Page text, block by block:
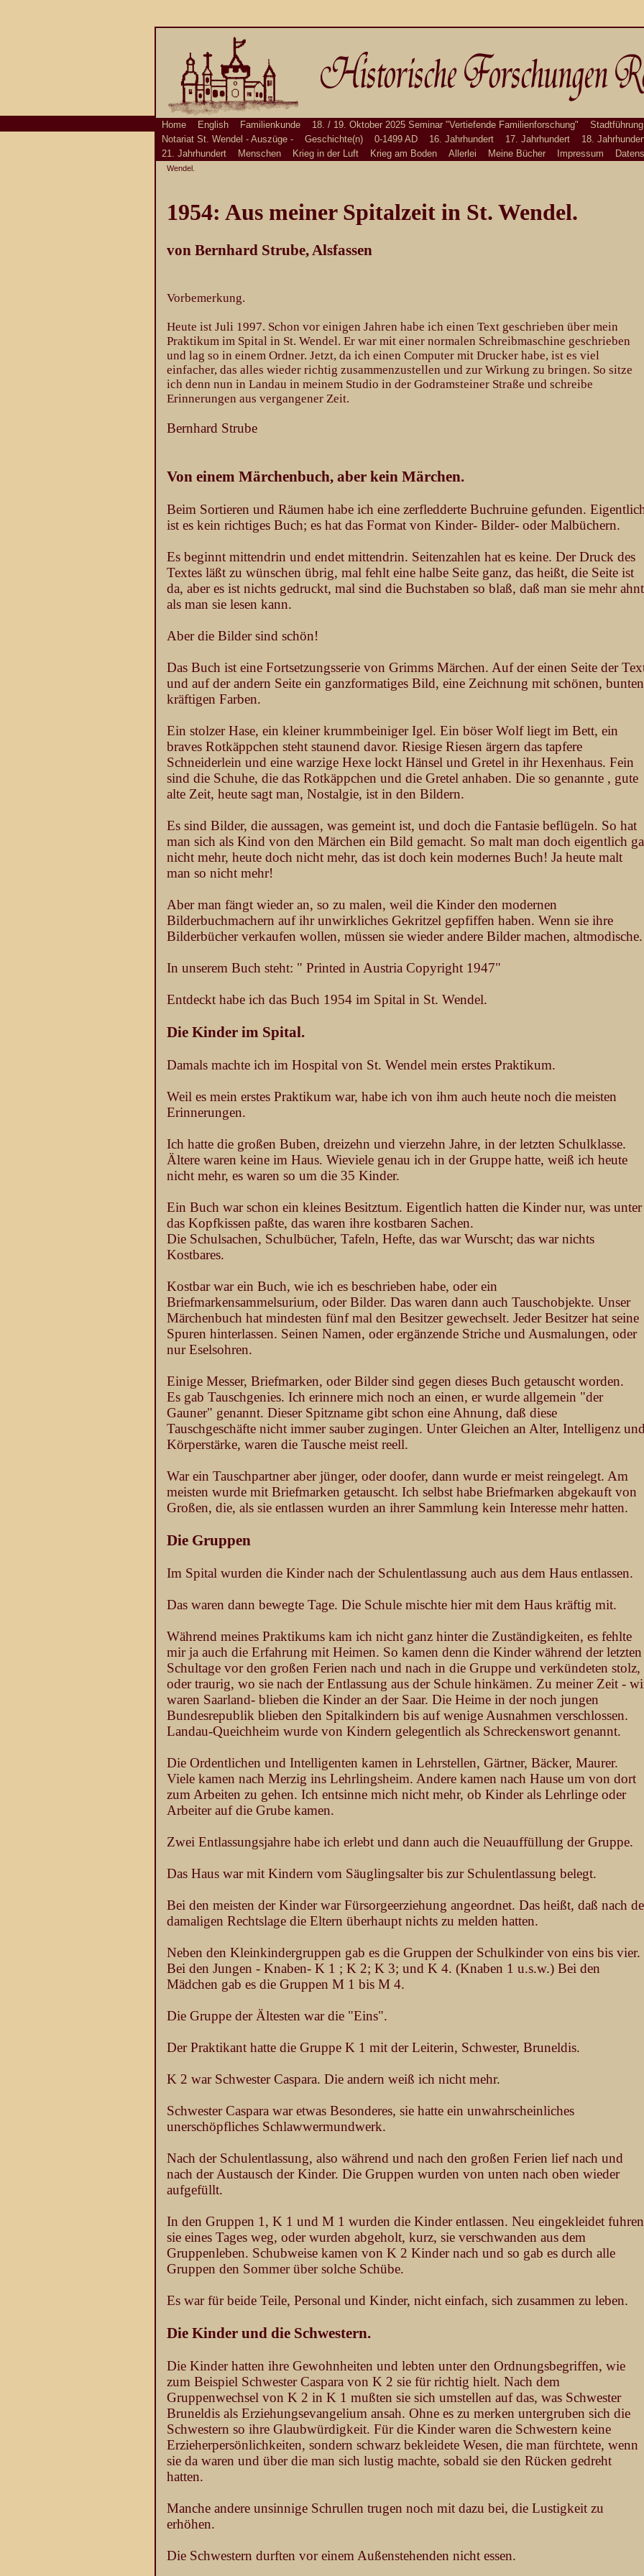
Home English Familienkunde 18. / 19. Oktober 2025 Seminar "Vertiefende Familienforschung"
Stadtführung
Notariat St. Wendel - Auszüge -
Geschichte(n) 0-1499 AD 16. Jahrhundert 17. Jahrhundert
18.
21. Jahrhundert
Menschen Krieg in der Luft Krieg am Boden Allerlei Meine Bücher Impressum
Wendel.
1954: Aus meiner Spitalzeit in St. Wendel.
von Bernhard Strube, Alsfassen
Vorbemerkung.
Heute ist Juli 1997. Schon vor einigen Jahren habe ich einen Text geschrieben über mein
Praktikum im Spital in St. Wendel. Er war mit einer normalen Schreibmaschine geschrieben
und lag so in einem Ordner. Jetzt, da ich einen Computer mit Drucker habe, ist es viel
einfacher, das alles wieder richtig zusammenzustellen und zur Wirkung zu bringen. So sitze
ich denn nun in Landau in meinem Studio in der Godramsteiner Straße und schreibe
Erinnerungen aus vergangener Zeit.
Bernhard Strube
Von einem Märchenbuch, aber kein Märchen.
Beim Sortieren und Räumen habe ich eine zerfledderte Buchruine gefunden.
ist es kein richtiges Buch; es hat das Format von Kinder- Bilder- oder Malbüchern.
Es beginnt mittendrin und endet mittendrin. Seitenzahlen hat es keine. Der Druck des
Textes läßt zu wünschen übrig, mal fehlt eine halbe Seite ganz, das heißt, die Seite ist
da, aber es ist nichts gedruckt, mal sind die Buchstaben so blaß, daß man sie mehr
als man sie lesen kann.
Aber die Bilder sind schön!
Das Buch ist eine Fortsetzungsserie von Grimms Märchen. Auf der einen Seite der
und auf der andern Seite ein ganzformatiges Bild, eine Zeichnung mit schönen,
kräftigen Farben.
Ein stolzer Hase, ein kleiner krummbeiniger Igel. Ein böser Wolf liegt im Bett, ein
braves Rotkäppchen steht staunend davor. Riesige Riesen ärgern das tapfere
Schneiderlein und eine warzige Hexe lockt Hänsel und Gretel in ihr Hexenhaus. Fein
sind die Schuhe, die das Rotkäppchen und die Gretel anhaben. Die so genannte , gute
alte Zeit, heute sagt man, Nostalgie, ist in den Bildern.
Es sind Bilder, die aussagen, was gemeint ist, und doch die Fantasie beflügeln. So hat
man sich als Kind von den Märchen ein Bild gemacht. So malt man doch eigentlich
nicht mehr, heute doch nicht mehr, das ist doch kein modernes Buch! Ja heute malt
man so nicht mehr!
Aber man fängt wieder an, so zu malen, weil die Kinder den modernen
Bilderbuchmachern auf ihr unwirkliches Gekritzel gepfiffen haben. Wenn sie ihre
Bilderbücher verkaufen wollen, müssen sie wieder andere Bilder machen, altmodische.
In unserem Buch steht: " Printed in Austria Copyright 1947"
Entdeckt habe ich das Buch 1954 im Spital in St. Wendel.
Die Kinder im Spital.
Damals machte ich im Hospital von St. Wendel mein erstes Praktikum.
Weil es mein erstes Praktikum war, habe ich von ihm auch heute noch die meisten
Erinnerungen.
Ich hatte die großen Buben, dreizehn und vierzehn Jahre, in der letzten Schulklasse.
Ältere waren keine im Haus. Wieviele genau ich in der Gruppe hatte, weiß ich heute
nicht mehr, es waren so um die 35 Kinder.
Ein Buch war schon ein kleines Besitztum. Eigentlich hatten die Kinder nur, was unter
das Kopfkissen paßte, das waren ihre kostbaren Sachen.
Die Schulsachen, Schulbücher, Tafeln, Hefte, das war Wurscht; das war nichts
Kostbares.
Kostbar war ein Buch, wie ich es beschrieben habe, oder ein
Briefmarkensammelsurium, oder Bilder. Das waren dann auch Tauschobjekte. Unser
Märchenbuch hat mindesten fünf mal den Besitzer gewechselt. Jeder Besitzer hat seine
Spuren hinterlassen. Seinen Namen, oder ergänzende Striche und Ausmalungen, oder
nur Eselsohren.
Einige Messer, Briefmarken, oder Bilder sind gegen dieses Buch getauscht worden.
Es gab Tauschgenies. Ich erinnere mich noch an einen, er wurde allgemein "der
Gauner" genannt. Dieser Spitzname gibt schon eine Ahnung, daß diese
Tauschgeschäfte nicht immer sauber zugingen. Unter Gleichen an Alter, Intelligenz
Körperstärke, waren die Tausche meist reell.
War ein Tauschpartner aber jünger, oder doofer, dann wurde er meist reingelegt. Am
meisten wurde mit Briefmarken getauscht. Ich selbst habe Briefmarken abgekauft von
Großen, die, als sie entlassen wurden an ihrer Sammlung kein Interesse mehr hatten.
Die Gruppen
Im Spital wurden die Kinder nach der Schulentlassung auch aus dem Haus entlassen.
Das waren dann bewegte Tage. Die Schule mischte hier mit dem Haus kräftig mit.
Während meines Praktikums kam ich nicht ganz hinter die Zuständigkeiten, es fehlte
mir ja auch die Erfahrung mit Heimen. So kamen denn die Kinder während der letzten
Schultage vor den großen Ferien nach und nach in die Gruppe und verkündeten stolz,
oder traurig, wo sie nach der Entlassung aus der Schule hinkämen. Zu meiner Zeit -
waren Saarland- blieben die Kinder an der Saar. Die Heime in der noch jungen
Bundesrepublik blieben den Spitalkindern bis auf wenige Ausnahmen verschlossen.
Landau-Queichheim wurde von Kindern gelegentlich als Schreckenswort genannt.
Die Ordentlichen und Intelligenten kamen in Lehrstellen, Gärtner, Bäcker, Maurer.
Viele kamen nach Merzig ins Lehrlingsheim. Andere kamen nach Hause um von dort
zum Arbeiten zu gehen. Ich entsinne mich nicht mehr, ob Kinder als Lehrlinge oder
Arbeiter auf die Grube kamen.
Zwei Entlassungsjahre habe ich erlebt und dann auch die Neuauffüllung der Gruppe.
Das Haus war mit Kindern vom Säuglingsalter bis zur Schulentlassung belegt.
Bei den meisten der Kinder war Fürsorgeerziehung angeordnet. Das heißt, daß nach
damaligen Rechtslage die Eltern überhaupt nichts zu melden hatten.
Neben den Kleinkindergruppen gab es die Gruppen der Schulkinder von eins bis vier.
Bei den Jungen - Knaben- K 1 ; K 2; K 3; und K 4. (Knaben 1 u.s.w.) Bei den
Mädchen gab es die Gruppen M 1 bis M 4.
Die Gruppe der Ältesten war die "Eins".
Der Praktikant hatte die Gruppe K 1 mit der Leiterin, Schwester, Bruneldis.
K 2 war Schwester Caspara. Die andern weiß ich nicht mehr.
Schwester Caspara war etwas Besonderes, sie hatte ein unwahrscheinliches
unerschöpfliches Schlawwermundwerk.
Nach der Schulentlassung, also während und nach den großen Ferien lief nach und
nach der Austausch der Kinder. Die Gruppen wurden von unten nach oben wieder
aufgefüllt.
In den Gruppen 1, K 1 und M 1 wurden die Kinder entlassen. Neu eingekleidet fuhren
sie eines Tages weg, oder wurden abgeholt, kurz, sie verschwanden aus dem
Gruppenleben. Schubweise kamen von K 2 Kinder nach und so gab es durch alle
Gruppen den Sommer über solche Schübe.
Es war für beide Teile, Personal und Kinder, nicht einfach, sich zusammen zu leben.
Die Kinder und die Schwestern.
Die Kinder hatten ihre Gewohnheiten und lebten unter den Ordnungsbegriffen, wie
zum Beispiel Schwester Caspara von K 2 sie für richtig hielt. Nach dem
Gruppenwechsel von K 2 in K 1 mußten sie sich umstellen auf das, was Schwester
Bruneldis als Erziehungsevangelium ansah. Ohne es zu merken untergruben sich die
Schwestern so ihre Glaubwürdigkeit. Für die Kinder waren die Schwestern keine
Erzieherpersönlichkeiten, sondern schwarz bekleidete Wesen, die man fürchtete, wenn
sie da waren und über die man sich lustig machte, sobald sie den Rücken gedreht
hatten.
Manche andere unsinnige Schrullen trugen noch mit dazu bei, die Lustigkeit zu
erhöhen.
Die Schwestern durften vor einem Außenstehenden nicht essen.